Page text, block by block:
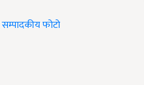
सम्पादकीयफोटो